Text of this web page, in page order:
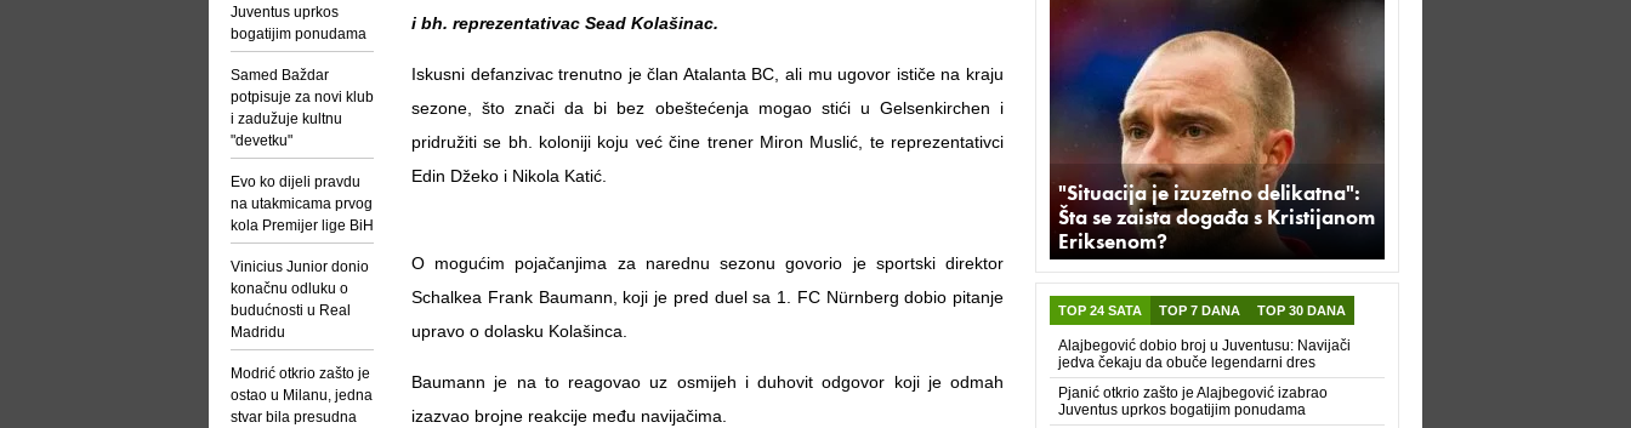
Juventus uprkos
bogatijim ponudama
Samed Baždar
potpisuje za novi klub
i zadužuje kultnu
"devetku"
Evo ko dijeli pravdu
na utakmicama prvog
kola Premijer lige BiH
Vinicius Junior donio
konačnu odluku o
budućnosti u Real
Madridu
Modrić otkrio zašto je
ostao u Milanu, jedna
stvar bila presudna
i bh. reprezentativac Sead Kolašinac.
Iskusni defanzivac trenutno je član Atalanta BC, ali mu ugovor ističe na kraju
sezone, što znači da bi bez obeštećenja mogao stići u Gelsenkirchen i
pridružiti se bh. koloniji koju već čine trener Miron Muslić, te reprezentativci
Edin Džeko i Nikola Katić.
O mogućim pojačanjima za narednu sezonu govorio je sportski direktor
Schalkea Frank Baumann, koji je pred duel sa 1. FC Nürnberg dobio pitanje
upravo o dolasku Kolašinca.
Baumann je na to reagovao uz osmijeh i duhovit odgovor koji je odmah
izazvao brojne reakcije među navijačima.
"Situacija je izuzetno delikatna":
Šta se zaista događa s Kristijanom
Eriksenom?
TOP 24 SATA TOP 7 DANA TOP 30 DANA
Alajbegović dobio broj u Juventusu: Navijači
jedva čekaju da obuče legendarni dres
Pjanić otkrio zašto je Alajbegović izabrao
Juventus uprkos bogatijim ponudama